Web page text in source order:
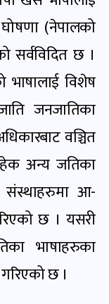
घोषणा (नेपालको
सर्वविदित छ ।
विशेष
जनजातिका
वञ्चित
अन्य जतिका
संस्थाहरुमा आ-
छ । यसरी
भाषाहरुका
छ ।